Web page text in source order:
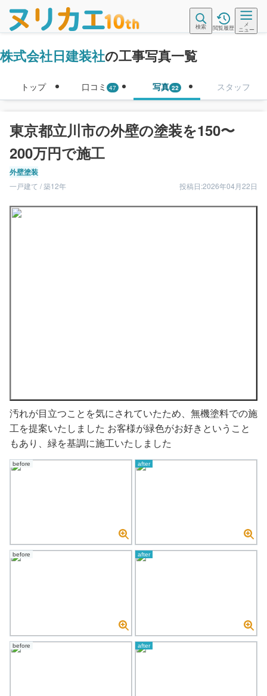
検索 閲覧履歴
メ
ニュー
株式会社日建装社の工事写真一覧
トップ 口コミ 47 写真 22 スタッフ
東京都立川市の外壁の塗装を150〜
200万円で施工
外壁塗装
一戸建て / 築12年 投稿日:2026年04月22日
汚れが目立つことを気にされていたため、無機塗料での施
工を提案いたしました お客様が緑色がお好きということ
もあり、緑を基調に施工いたしました
before after
before after
before after